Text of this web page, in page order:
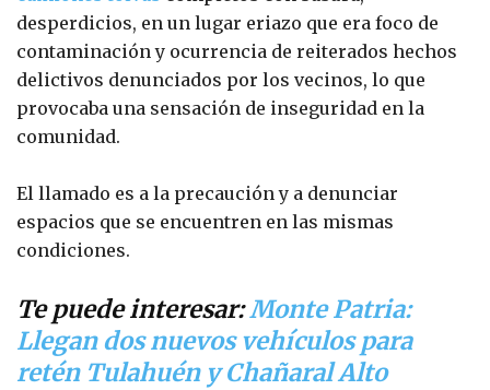
desperdicios, en un lugar eriazo que era foco de
contaminación y ocurrencia de reiterados hechos
delictivos denunciados por los vecinos, lo que
provocaba una sensación de inseguridad en la
comunidad.
El llamado es a la precaución y a denunciar
espacios que se encuentren en las mismas
condiciones.
Te puede interesar:Monte Patria:
Llegan dos nuevos vehículos para
retén Tulahuén y Chañaral Alto